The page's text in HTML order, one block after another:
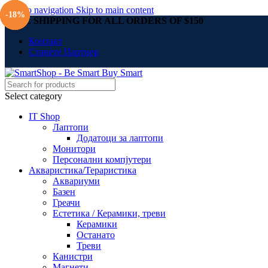
Skip to navigation Skip to main content
FREE SHIPPING FOR ALL ORDERS OF $150
Контакт
Станете Партнер
Select category
IT Shop
Лаптопи
Додатоци за лаптопи
Монитори
Персонални компјутери
Акваристика/Тераристика
Аквариуми
Базен
Греачи
Естетика / Керамики, треви
Керамики
Останато
Треви
Канистри
-11%
-30%
-12%
-18%